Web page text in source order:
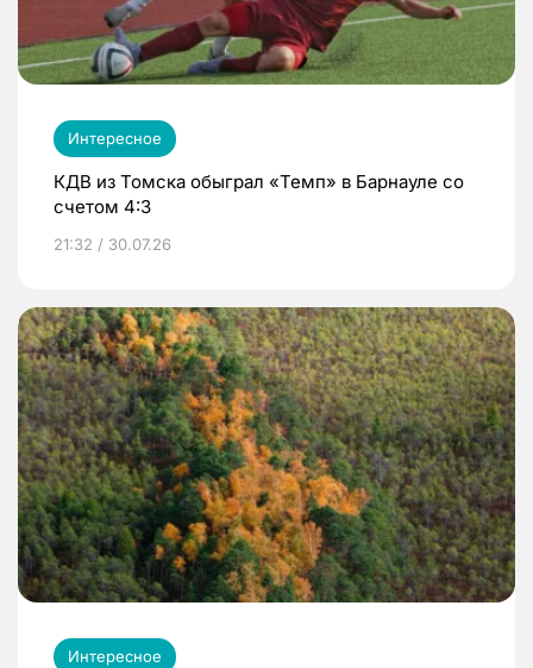
Интересное
КДВ из Томска обыграл «Темп» в Барнауле со
счетом 4:3
21:32 / 30.07.26
Интересное